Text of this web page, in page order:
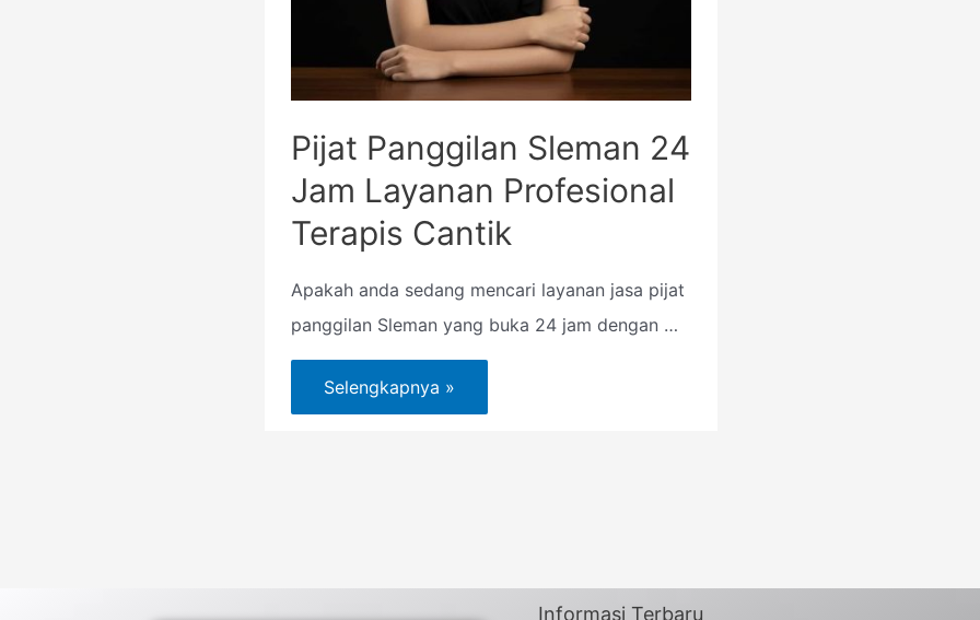
Pijat Panggilan Sleman 24
Jam Layanan Profesional
Terapis Cantik
Apakah anda sedang mencari layanan jasa pijat
panggilan Sleman yang buka 24 jam dengan …
Selengkapnya »
Informasi Terbaru